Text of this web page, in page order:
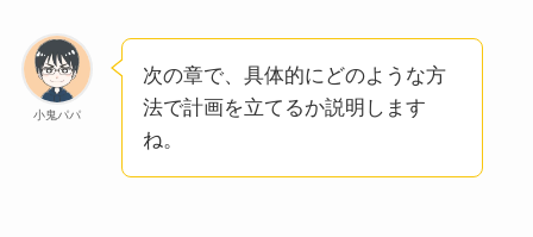
小鬼パパ
次の章で、具体的にどのような方
法で計画を立てるか説明します
ね。